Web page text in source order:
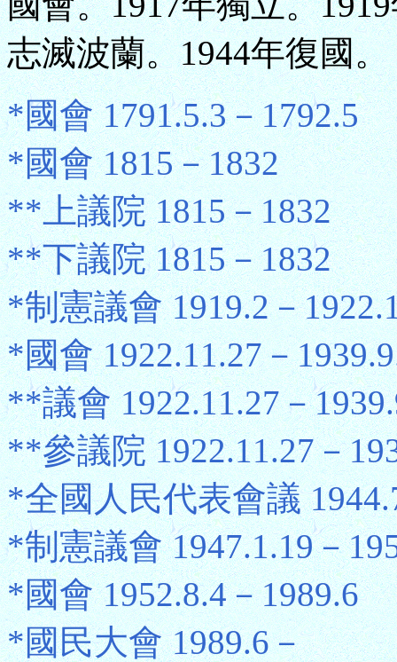
志滅波蘭。1944年復國。
*國會 1791.5.3－1792.5
*國會 1815－1832
**上議院 1815－1832
**下議院 1815－1832
*制憲議會 1919.2－
*國會 1922.11.27－
**議會 1922.11.27－
**參議院 1922.11.27－
*全國人民代表會議
*制憲議會 1947.1.19－
*國會 1952.8.4－1989.6
*國民大會 1989.6－